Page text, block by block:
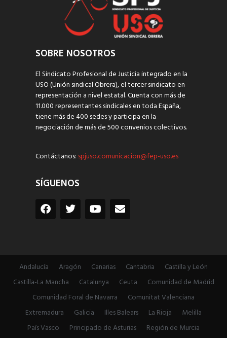
SOBRE NOSOTROS
El Sindicato Profesional de Justicia integrado en la
USO (Unión sindical Obrera), el tercer sindicato en
representación a nivel estatal. Cuenta con más de
11.000 representantes sindicales en toda España,
tiene más de 400 sedes y participa en la
negociación de más de 500 convenios colectivos.
Contáctanos: spjuso.comunicacion@fep-uso.es
SÍGUENOS
Andalucía Aragón Canarias Cantabria
Castilla y León
Castilla-La Mancha
Catalunya Ceuta
Comunidad de Madrid
Comunidad Foral de Navarra
Comunitat Valenciana
Extremadura
Galicia Illes Balears La Rioja
Melilla
País Vasco
Principado de Asturias Región de Murcia